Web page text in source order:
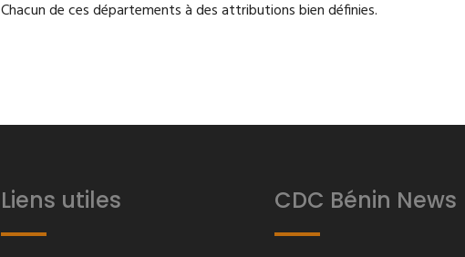
Chacun de ces départements à des attributions bien définies.
Liens utiles CDC Bénin News